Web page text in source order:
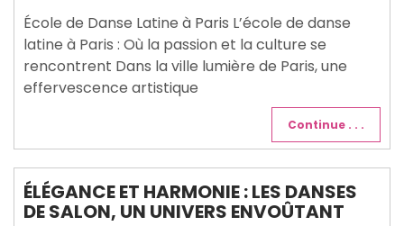
École de Danse Latine à Paris L’école de danse
latine à Paris : Où la passion et la culture se
rencontrent Dans la ville lumière de Paris, une
effervescence artistique
Continue . . .
ÉLÉGANCE ET HARMONIE : LES DANSES
DE SALON, UN UNIVERS ENVOÛTANT